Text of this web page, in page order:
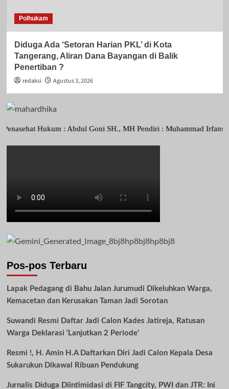
Polhukam
Diduga Ada ‘Setoran Harian PKL’ di Kota
Tangerang, Aliran Dana Bayangan di Balik
Penertiban ?
redaksi
Agustus 3, 2026
Hukum : Abdul Goni SH., MH Pendiri : Muhammad Irfansyah,
Pos-pos Terbaru
Lapak Pedagang di Bahu Jalan Jurumudi Dikeluhkan Warga,
Kemacetan dan Kerusakan Taman Jadi Sorotan
Suwandi Resmi Daftar Jadi Calon Kades Jatireja, Ratusan
Warga Deklarasi ‘Lanjutkan 2 Periode’
Resmi !, H. Amin H.A Daftarkan Diri Jadi Calon Kepala Desa
Sukarukun Dikawal Ribuan Pendukung
Jurnalis Diduga Diintimidasi di FIF Tangcity, PWI dan JTR: Ini